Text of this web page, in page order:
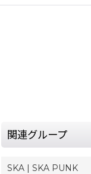
関連グループ
SKA | SKA PUNK